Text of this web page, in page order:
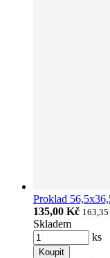
Proklad
135,00 Kč
Skladem
ks
Koupit